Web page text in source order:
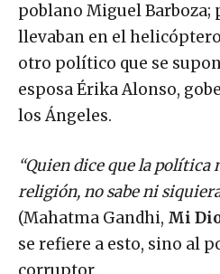
poblano Miguel Barboza;
llevaban en el helicóptero
otro político que se
esposa Érika Alonso,
los Ángeles.
“Quien dice que la política
religión, no sabe ni
(Mahatma Gandhi, Mi
se refiere a esto, sino al